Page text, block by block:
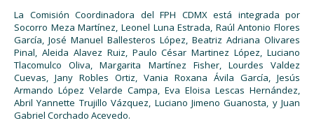
La Comisión Coordinadora del FPH CDMX está integrada por
Socorro Meza Martínez, Leonel Luna Estrada, Raúl Antonio Flores
García, José Manuel Ballesteros López, Beatriz Adriana Olivares
Pinal, Aleida Alavez Ruiz, Paulo César Martinez López, Luciano
Tlacomulco Oliva, Margarita Martínez Fisher, Lourdes Valdez
Cuevas, Jany Robles Ortiz, Vania Roxana Ávila García, Jesús
Armando López Velarde Campa, Eva Eloisa Lescas Hernández,
Abril Yannette Trujillo Vázquez, Luciano Jimeno Guanosta, y Juan
Gabriel Corchado Acevedo.